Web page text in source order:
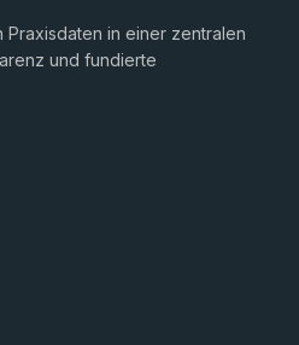
in einer zentralen
und fundierte